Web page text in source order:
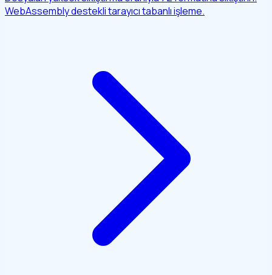
WebAssembly destekli tarayıcı tabanlı işleme.